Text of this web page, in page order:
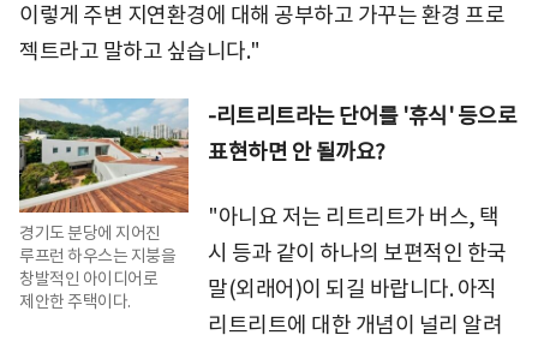
이렇게 주변 지연환경에 대해 공부하고 가꾸는 환경 프로
젝트라고 말하고 싶습니다."
경기도 분당에 지어진
루프런 하우스는 지붕을
창발적인 아이디어로
제안한 주택이다.
-리트리트라는 단어를 '휴식' 등으로
표현하면 안 될까요?
"아니요 저는 리트리트가 버스, 택
시 등과 같이 하나의 보편적인 한국
말(외래어)이 되길 바랍니다. 아직
리트리트에 대한 개념이 널리 알려